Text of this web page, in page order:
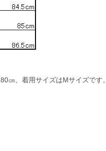
㎝、着用サイズはMサイズです。